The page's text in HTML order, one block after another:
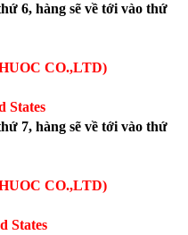
6, hàng sẽ về tới vào thứ
CO.,LTD)
States
7, hàng sẽ về tới vào thứ
CO.,LTD)
States